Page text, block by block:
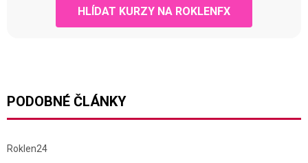
HLÍDAT KURZY NA ROKLENFX
PODOBNÉ ČLÁNKY
Roklen24